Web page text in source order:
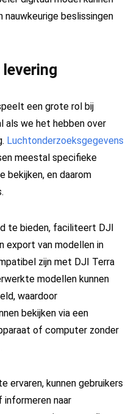
nauwkeurige beslissingen
een grote rol bij
als we het hebben over
Luchtonderzoeksgegevens
meestal specifieke
bekijken, en daarom
te bieden, faciliteert DJI
export van modellen in
zijn met DJI Terra
modellen kunnen
waardoor
bekijken via een
of computer zonder
ervaren, kunnen gebruikers
informeren naar